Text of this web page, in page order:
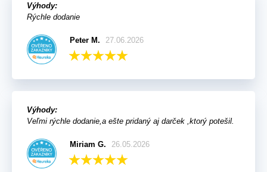
Výhody:
Rýchle dodanie
Peter M. 27.06.2026
Výhody:
Veľmi rýchle dodanie,a ešte pridaný aj darček ,ktorý potešil.
Miriam G. 26.05.2026